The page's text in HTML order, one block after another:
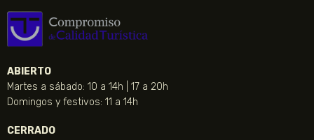
ABIERTO
Martes a sábado: 10 a 14h | 17 a 20h
Domingos y festivos: 11 a 14h
CERRADO